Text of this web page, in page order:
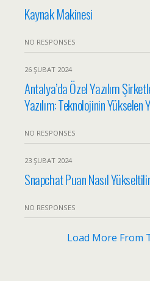
Kaynak Makinesi
NO RESPONSES
26 ŞUBAT 2024
Antalya’da Özel Yazılım
Yazılım: Teknolojinin Yükselen
NO RESPONSES
23 ŞUBAT 2024
Snapchat Puan Nasıl
NO RESPONSES
Load More From